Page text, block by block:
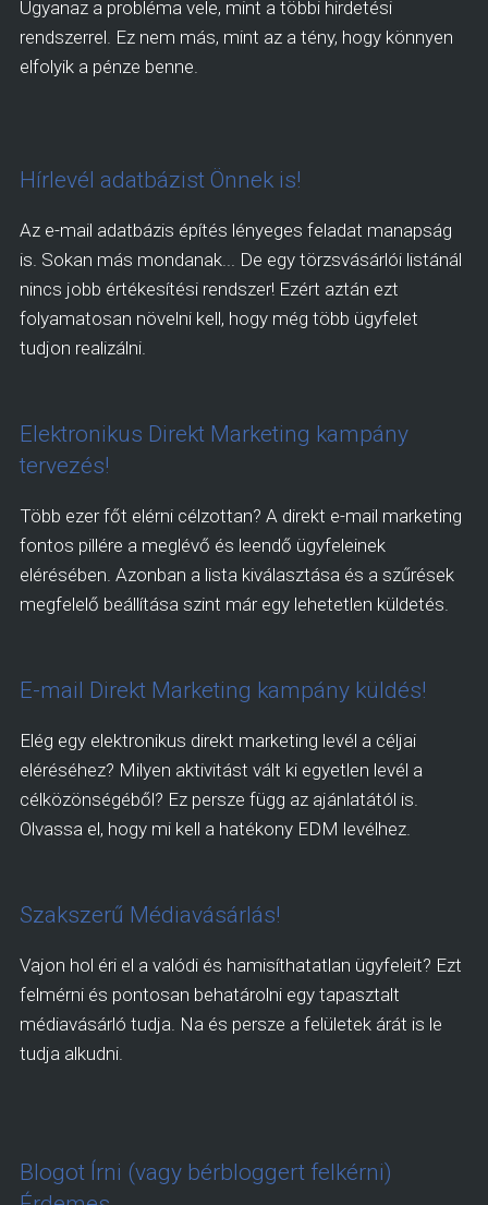
Ugyanaz a probléma vele, mint a többi hirdetési
rendszerrel. Ez nem más, mint az a tény, hogy könnyen
elfolyik a pénze benne.
Hírlevél adatbázist Önnek is!
Az e-mail adatbázis építés lényeges feladat manapság
is. Sokan más mondanak... De egy törzsvásárlói listánál
nincs jobb értékesítési rendszer! Ezért aztán ezt
folyamatosan növelni kell, hogy még több ügyfelet
tudjon realizálni.
Elektronikus Direkt Marketing kampány
tervezés!
Több ezer főt elérni célzottan? A direkt e-mail marketing
fontos pillére a meglévő és leendő ügyfeleinek
elérésében. Azonban a lista kiválasztása és a szűrések
megfelelő beállítása szint már egy lehetetlen küldetés.
E-mail Direkt Marketing kampány küldés!
Elég egy elektronikus direkt marketing levél a céljai
eléréséhez? Milyen aktivitást vált ki egyetlen levél a
célközönségéből? Ez persze függ az ajánlatától is.
Olvassa el, hogy mi kell a hatékony EDM levélhez.
Szakszerű Médiavásárlás!
Vajon hol éri el a valódi és hamisíthatatlan ügyfeleit? Ezt
felmérni és pontosan behatárolni egy tapasztalt
médiavásárló tudja. Na és persze a felületek árát is le
tudja alkudni.
Blogot Írni (vagy bérbloggert felkérni)